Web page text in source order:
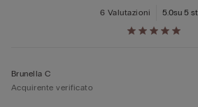
5.0su 5
6 Valutazioni
Brunella C
Acquirente verificato